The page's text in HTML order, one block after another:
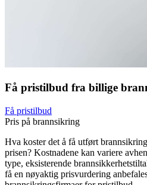
Få pristilbud fra billige
Få pristilbud
Pris på brannsikring
Hva koster det å få utført
prisen? Kostnadene kan variere
type, eksisterende
få en nøyaktig prisvurdering